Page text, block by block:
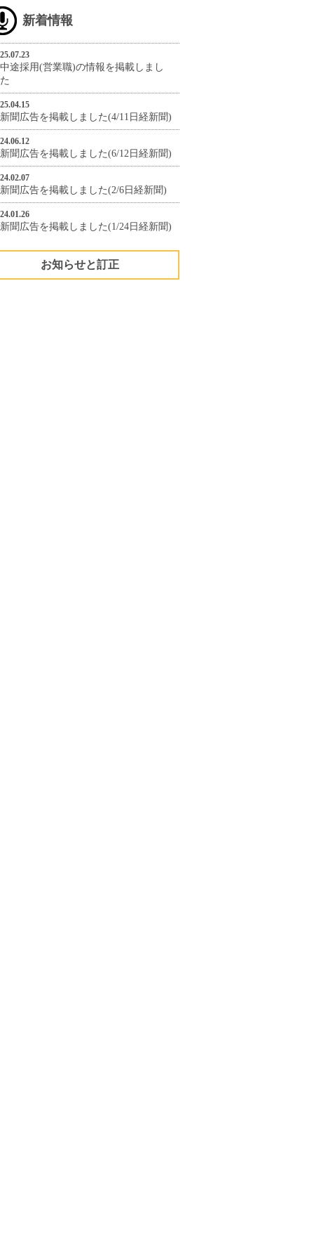
新着情報
25.07.23
中途採用(営業職)の情報を掲載しまし
た
25.04.15
新聞広告を掲載しました(4/11日経新聞)
24.06.12
新聞広告を掲載しました(6/12日経新聞)
24.02.07
新聞広告を掲載しました(2/6日経新聞)
24.01.26
新聞広告を掲載しました(1/24日経新聞)
お知らせと訂正